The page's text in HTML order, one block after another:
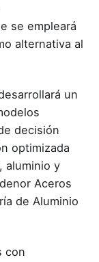
se empleará
alternativa al
un
decisión
optimizada
aluminio y
Aceros
de Aluminio
con